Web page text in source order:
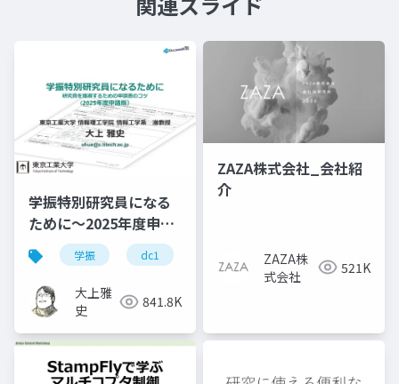
学振特別研究員になる
ために～2025年度申請
版
学振 dc1 jsps
大上雅
史
841.8K
ZAZA株式会社_会社紹
介
ZAZA株
式会社
521K